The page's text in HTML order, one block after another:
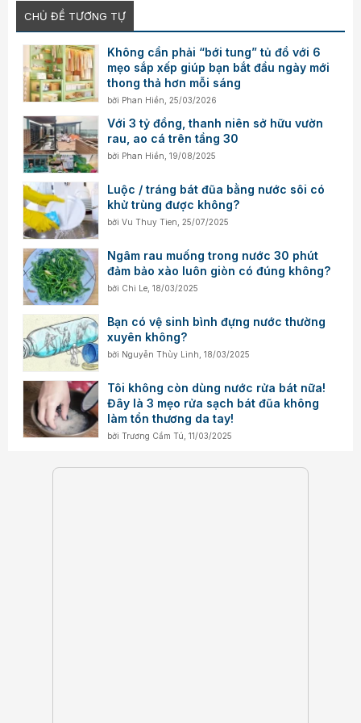
CHỦ ĐỀ TƯƠNG TỰ
Không cần phải “bới tung” tủ đồ với 6
mẹo sắp xếp giúp bạn bắt đầu ngày mới
thong thả hơn mỗi sáng
bởi Phan Hiền ,25/03/2026
Với 3 tỷ đồng, thanh niên sở hữu vườn
rau, ao cá trên tầng 30
bởi Phan Hiền ,19/08/2025
Luộc / tráng bát đũa bằng nước sôi có
khử trùng được không?
bởiVu Thuy Tien ,25/07/2025
Ngâm rau muống trong nước 30 phút
đảm bảo xào luôn giòn có đúng không?
bởi Chi Le ,18/03/2025
Bạn có vệ sinh bình đựng nước thường
xuyên không?
bởi Nguyễn Thùy Linh ,18/03/2025
Tôi không còn dùng nước rửa bát nữa!
Đây là 3 mẹo rửa sạch bát đũa không
làm tổn thương da tay!
bởiTrương Cẩm Tú ,11/03/2025